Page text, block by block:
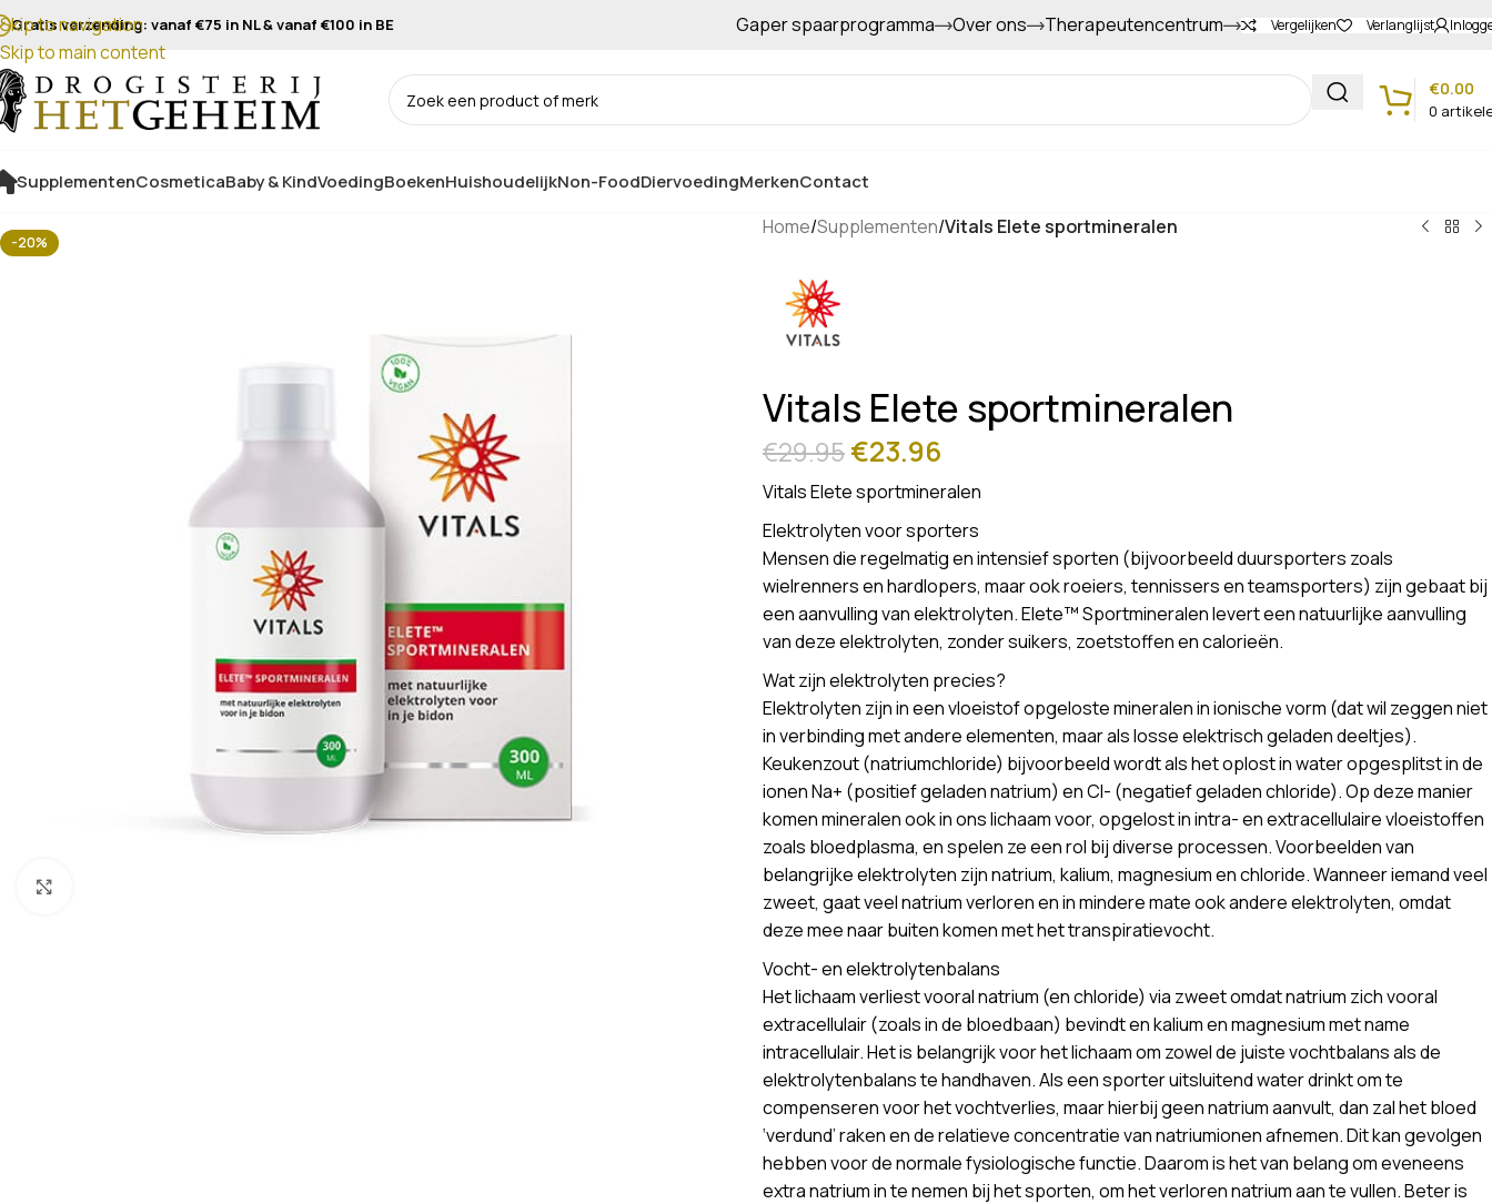
Skip to navigation
Skip to main content
Gratis verzending: vanaf €75 in NL & vanaf €100 in BE Gratis afhalen in de winkel Gapers sparen voor extra korting
Gaper spaarprogramma Over ons Therapeutencentrum Vergelijken Verlanglijst
0
€0.00
SupplementenCosmeticaBaby & KindVoedingBoekenHuishoudelijkNon-FoodDiervoedingMerkenContact
-20%
Home/Supplementen/Vitals Elete sportmineralen
Vitals Elete sportmineralen
€29.95€23.96
Vitals Elete sportmineralen
Elektrolyten voor sporters
Mensen die regelmatig en intensief sporten (bijvoorbeeld duursporters zoals
wielrenners en hardlopers, maar ook roeiers, tennissers en teamsporters) zijn gebaat bij
een aanvulling van elektrolyten. Elete™ Sportmineralen levert een natuurlijke aanvulling
van deze elektrolyten, zonder suikers, zoetstoffen en calorieën.
Wat zijn elektrolyten precies?
Elektrolyten zijn in een vloeistof opgeloste mineralen in ionische vorm (dat wil zeggen niet
in verbinding met andere elementen, maar als losse elektrisch geladen deeltjes).
Keukenzout (natriumchloride) bijvoorbeeld wordt als het oplost in water opgesplitst in de
ionen Na+ (positief geladen natrium) en Cl- (negatief geladen chloride). Op deze manier
komen mineralen ook in ons lichaam voor, opgelost in intra- en extracellulaire vloeistoffen
zoals bloedplasma, en spelen ze een rol bij diverse processen. Voorbeelden van
belangrijke elektrolyten zijn natrium, kalium, magnesium en chloride. Wanneer iemand veel
zweet, gaat veel natrium verloren en in mindere mate ook andere elektrolyten, omdat
deze mee naar buiten komen met het transpiratievocht.
Vocht- en elektrolytenbalans
Het lichaam verliest vooral natrium (en chloride) via zweet omdat natrium zich vooral
extracellulair (zoals in de bloedbaan) bevindt en kalium en magnesium met name
intracellulair. Het is belangrijk voor het lichaam om zowel de juiste vochtbalans als de
elektrolytenbalans te handhaven. Als een sporter uitsluitend water drinkt om te
compenseren voor het vochtverlies, maar hierbij geen natrium aanvult, dan zal het bloed
‘verdund’ raken en de relatieve concentratie van natriumionen afnemen. Dit kan gevolgen
hebben voor de normale fysiologische functie. Daarom is het van belang om eveneens
extra natrium in te nemen bij het sporten, om het verloren natrium aan te vullen. Beter is